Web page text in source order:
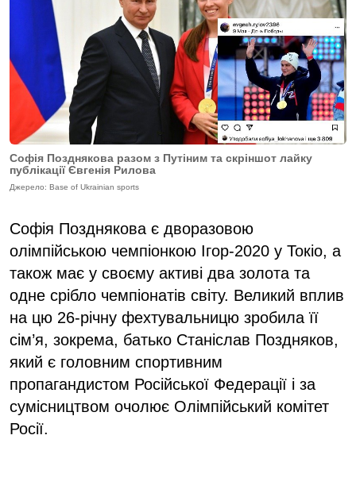
Софія Позднякова разом з Путіним та скріншот лайку
публікації Євгенія Рилова
Джерело: Base of Ukrainian sports
Софія Позднякова є дворазовою
олімпійською чемпіонкою Ігор-2020 у Токіо, а
також має у своєму активі два золота та
одне срібло чемпіонатів світу. Великий вплив
на цю 26-річну фехтувальницю зробила її
сім’я, зокрема, батько Станіслав Поздняков,
який є головним спортивним
пропагандистом Російської Федерації і за
сумісництвом очолює Олімпійський комітет
Росії.